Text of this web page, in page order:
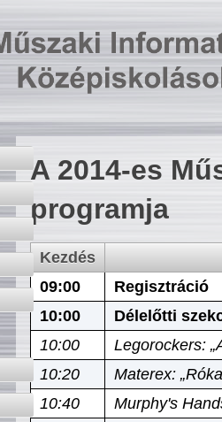
A 2014-es
programja
Kezdés
09:00
Regisztráció
10:00
Délelőtti
10:00
Legorockers:
10:20
Materex:
10:40
Murphy's